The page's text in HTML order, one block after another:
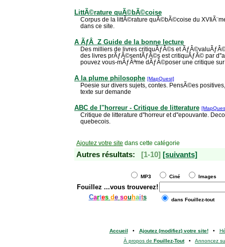
LittÃ©rature quÃ©bÃ©coise
Corpus de la littÃ©rature quÃ©bÃ©coise du
dans ce site.
A ÃƒÂ Z Guide de la bonne lecture
Des milliers de livres critiquÃƒÂ©s et
des livres prÃƒÂ©sentÃƒÂ©s est critiquÃƒÂ© par
pouvez vous-mÃƒÂªme dÃƒÂ©poser une critique
A la plume philosophe [MapQuest]
Poesie sur divers sujets, contes. PensÃ©es
texte sur demande
ABC de l''horreur - Critique de litterature
Critique de litterature d''horreur et d''epouvante.
quebecois.
Ajoutez votre site dans cette catégorie
Autres résultats: [1-10] [suivants]
MP3 Ciné Images
Fouillez ...vous trouverez!
Cartes de sou haits dans Fouillez-tout
Accueil • Ajoutez (modifiez) votre site!•
À propos de Fouillez-Tout• Annoncez